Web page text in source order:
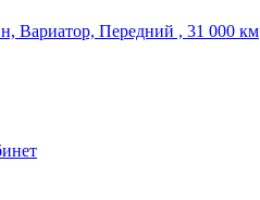
Вариатор, Передний , 31 000 км